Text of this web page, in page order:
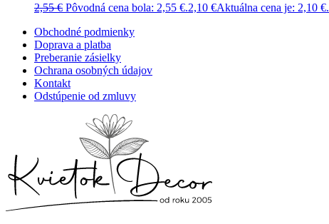
2,55€ Pôvodná cena bola: 2,55 €.2,10 €Aktuálna cena je: 2,10 €.
Obchodné podmienky
Doprava a platba
Preberanie zásielky
Ochrana osobných údajov
Kontakt
Odstúpenie od zmluvy